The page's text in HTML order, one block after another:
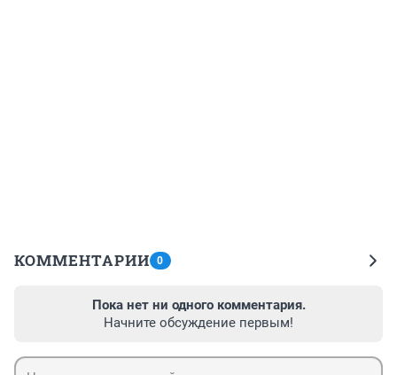
КОММЕНТАРИИ 0
Пока нет ни одного комментария.
Начните обсуждение первым!